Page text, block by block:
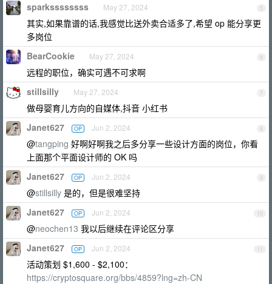
5
sparkssssssss May 27, 2024
其实,如果靠谱的话,我感觉比送外卖合适多了,希望 op 能分享更
多岗位
6
BearCookie May 27, 2024
远程的职位，确实可遇不可求啊
7
stillsilly May 27, 2024
做母婴育儿方向的自媒体,抖音 小红书
8
Janet627 OP Jun 2, 2024
@tangping 好啊好啊我之后多分享一些设计方面的岗位，你看
上面那个平面设计师的 OK 吗
9
Janet627 OP Jun 2, 2024
@stillsilly 是的，但是很难坚持
10
Janet627 OP Jun 2, 2024
@neochen13 我以后继续在评论区分享
11
Janet627 OP Jun 2, 2024
活动策划 $1,600 - $2,100：
https://cryptosquare.org/bbs/4859?lng=zh-CN